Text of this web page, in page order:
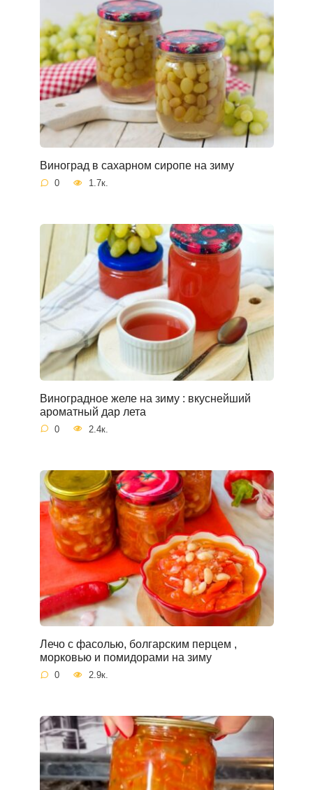
Виноград в сахарном сиропе на зиму
0 1.7к.
Виноградное желе на зиму : вкуснейший
ароматный дар лета
0 2.4к.
Лечо с фасолью, болгарским перцем ,
морковью и помидорами на зиму
0 2.9к.